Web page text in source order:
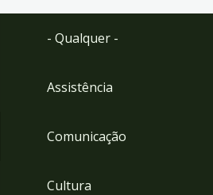
- Qualquer -
Assistência
Comunicação
Cultura